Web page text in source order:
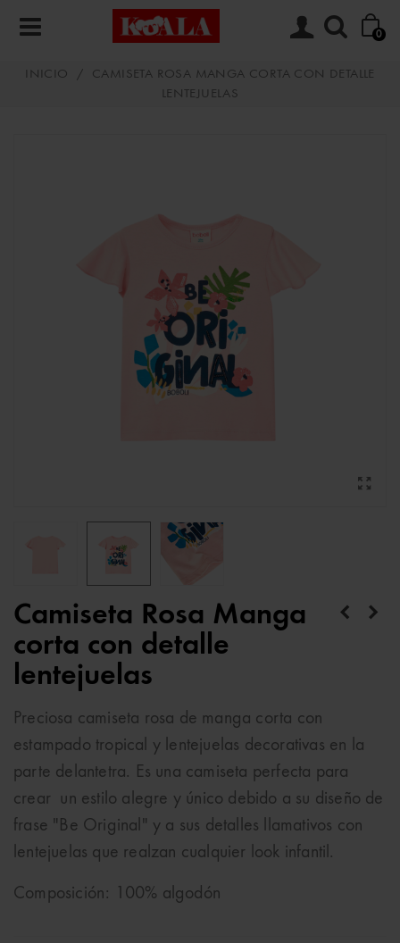
0
INICIO /
CAMISETA ROSA MANGA CORTA CON DETALLE
LENTEJUELAS
Camiseta Rosa Manga
corta con detalle
lentejuelas
Preciosa camiseta rosa de manga corta con
estampado tropical y lentejuelas decorativas en la
parte delantetra. Es una camiseta perfecta para
crear un estilo alegre y único debido a su diseño de
frase "Be Original" y a sus detalles llamativos con
lentejuelas que realzan cualquier look infantil.
Composición: 100% algodón